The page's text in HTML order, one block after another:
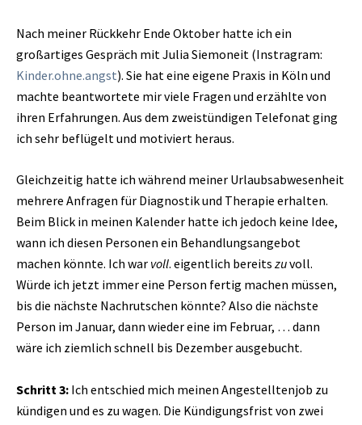
Nach meiner Rückkehr Ende Oktober hatte ich ein
großartiges Gespräch mit Julia Siemoneit (Instragram:
Kinder.ohne.angst). Sie hat eine eigene Praxis in Köln und
machte beantwortete mir viele Fragen und erzählte von
ihren Erfahrungen. Aus dem zweistündigen Telefonat ging
ich sehr beflügelt und motiviert heraus.
Gleichzeitig hatte ich während meiner Urlaubsabwesenheit
mehrere Anfragen für Diagnostik und Therapie erhalten.
Beim Blick in meinen Kalender hatte ich jedoch keine Idee,
wann ich diesen Personen ein Behandlungsangebot
machen könnte. Ich war voll. eigentlich bereits zuvoll.
Würde ich jetzt immer eine Person fertig machen müssen,
bis die nächste Nachrutschen könnte? Also die nächste
Person im Januar, dann wieder eine im Februar, … dann
wäre ich ziemlich schnell bis Dezember ausgebucht.
Schritt 3: Ich entschied mich meinen Angestelltenjob zu
kündigen und es zu wagen. Die Kündigungsfrist von zwei